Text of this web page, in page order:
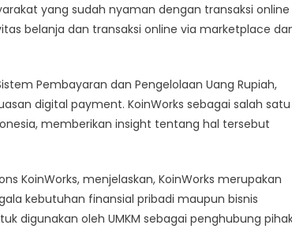
yang sudah nyaman dengan transaksi online
belanja dan transaksi online via marketplace
Pembayaran dan Pengelolaan Uang Rupiah,
digital payment. KoinWorks sebagai salah satu
memberikan insight tentang hal tersebut
KoinWorks, menjelaskan, KoinWorks merupakan
kebutuhan finansial pribadi maupun bisnis
digunakan oleh UMKM sebagai penghubung